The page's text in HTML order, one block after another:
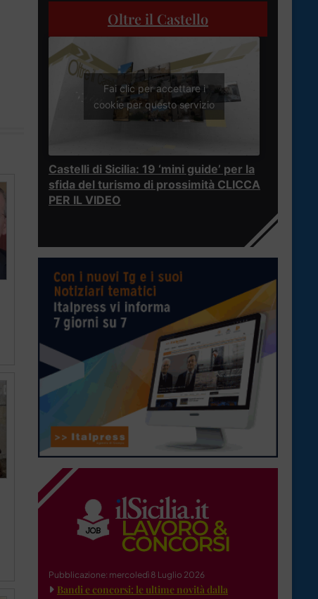
Oltre il Castello
Fai clic per accettare i
cookie per questo servizio
Castelli di Sicilia: 19 ‘mini guide’ per la
sfida del turismo di prossimità CLICCA
PER IL VIDEO
Pubblicazione: mercoledì 8 Luglio 2026
Bandi e concorsi: le ultime novità dalla